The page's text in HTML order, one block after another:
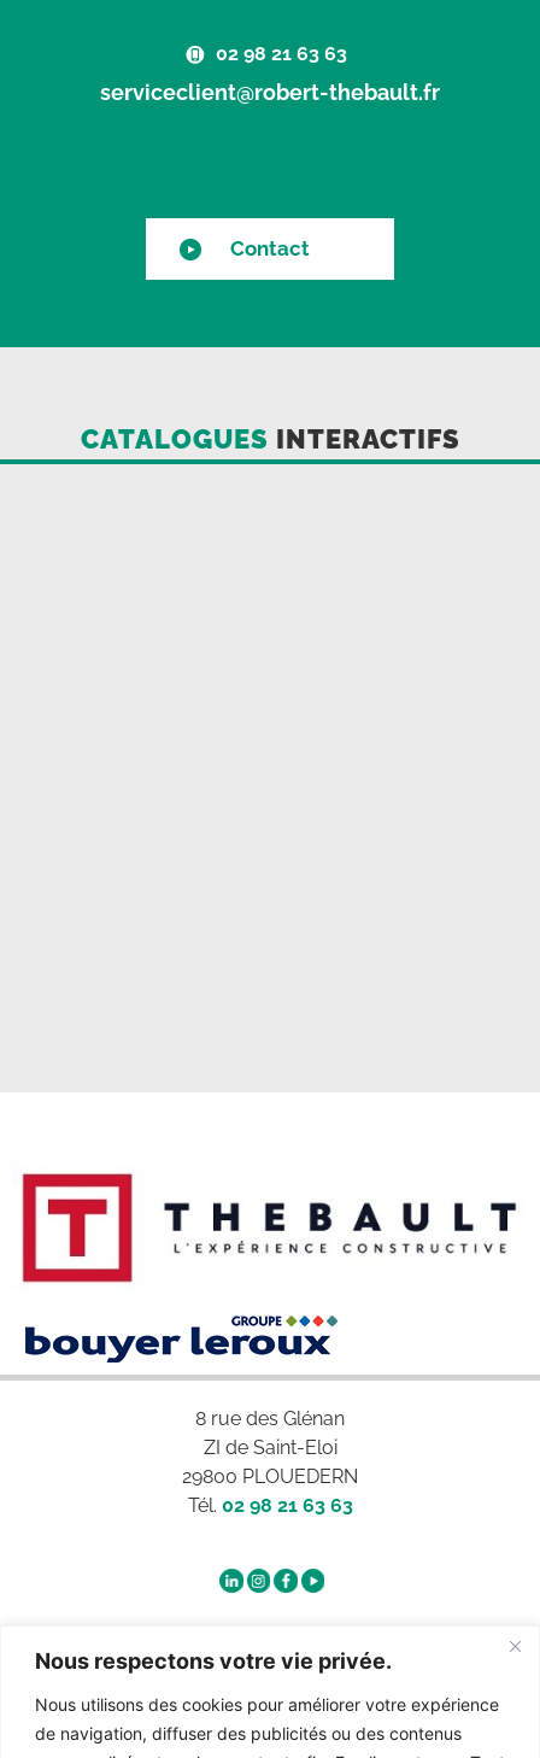
Nous respectons votre vie privée.
Nous utilisons des cookies pour améliorer votre expérience
de navigation, diffuser des publicités ou des contenus
02 98 21 63 63
serviceclient@robert-thebault.fr
Contact
CATALOGUES INTERACTIFS
8 rue des Glénan
ZI de Saint-Eloi
29800 PLOUEDERN
Tél. 02 98 21 63 63
Qui sommes-nous ?
Contact